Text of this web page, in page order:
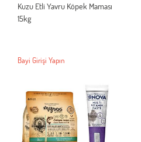
Kuzu Etli Yavru Köpek Maması
15kg
Bayi Girişi Yapın